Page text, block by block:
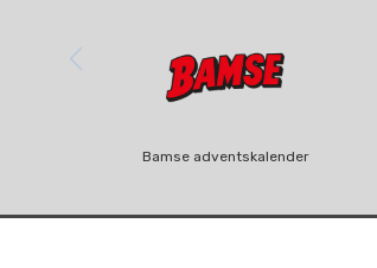
Bamse adventskalender